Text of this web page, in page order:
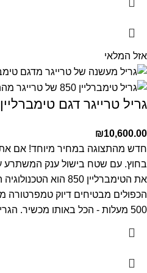
אזל המלאי
גריל טרייגר דגם טימברליין 850 – יד שנייה
₪10,600.00
500 מעלות - הכל באותו מכשיר. הגריל הזה במצב חדש מהתצוגה באולם התצוגה של טרייגר, במצב מצוין. זוהי הזדמנות נדירה לרכוש גריל פרימיום ממותג מוביל עולמי במחיר שלא יחזור על עצמו.